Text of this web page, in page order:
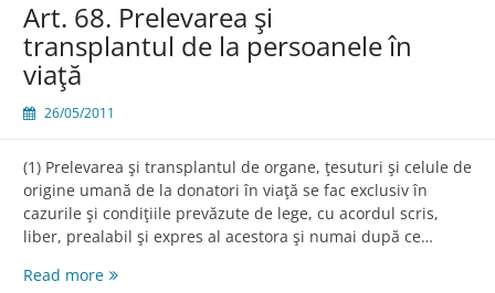
Art. 68. Prelevarea şi
transplantul de la persoanele în
viaţă
26/05/2011
(1) Prelevarea şi transplantul de organe, ţesuturi şi celule de
origine umană de la donatori în viaţă se fac exclusiv în
cazurile şi condiţiile prevăzute de lege, cu acordul scris,
liber, prealabil şi expres al acestora şi numai după ce…
Read moreArt.